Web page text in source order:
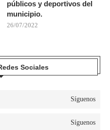
públicos y deportivos del
municipio.
26/07/2022
Sociales
Síguenos
Síguenos